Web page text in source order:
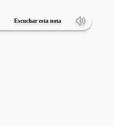
Escuchar esta nota